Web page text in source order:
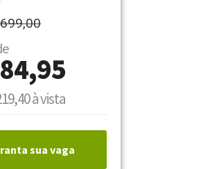
à vista
sua vaga